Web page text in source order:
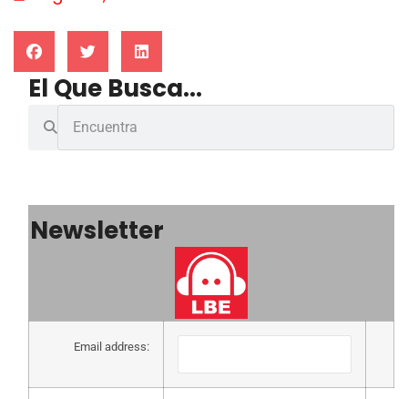
El Que Busca...
Newsletter
Email address: